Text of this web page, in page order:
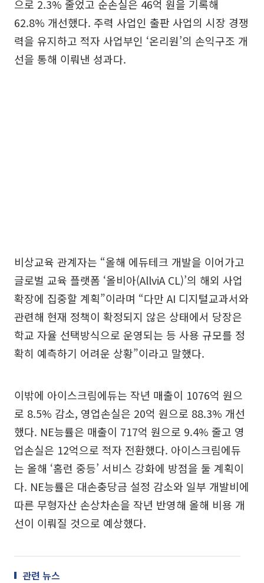
으로 2.3% 줄었고 순손실은 46억 원을 기록해
62.8% 개선했다. 주력 사업인 출판 사업의 시장 경쟁
력을 유지하고 적자 사업부인 ‘온리원’의 손익구조 개
선을 통해 이뤄낸 성과다.
비상교육 관계자는 “올해 에듀테크 개발을 이어가고
글로벌 교육 플랫폼 ‘올비아(AllviA CL)’의 해외 사업
확장에 집중할 계획”이라며 “다만 AI 디지털교과서와
관련해 현재 정책이 확정되지 않은 상태에서 당장은
학교 자율 선택방식으로 운영되는 등 사용 규모를 정
확히 예측하기 어려운 상황”이라고 말했다.
이밖에 아이스크림에듀는 작년 매출이 1076억 원으
로 8.5% 감소, 영업손실은 20억 원으로 88.3% 개선
했다. NE능률은 매출이 717억 원으로 9.4% 줄고 영
업손실은 12억으로 적자 전환했다. 아이스크림에듀
는 올해 ‘홈런 중등’ 서비스 강화에 방점을 둘 계획이
다. NE능률은 대손충당금 설정 감소와 일부 개발비에
따른 무형자산 손상차손을 작년 반영해 올해 비용 개
선이 이뤄질 것으로 예상했다.
관련 뉴스